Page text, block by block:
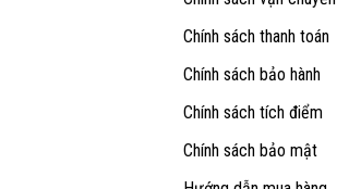
Chính sách thanh toán
Chính sách bảo hành
Chính sách tích điểm
Chính sách bảo mật